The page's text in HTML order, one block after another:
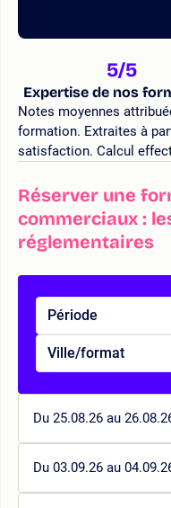
5/5
Expertise de nos
Notes moyennes
formation. Extraites à
satisfaction. Calcul
Réserver une
commerciaux :
réglementaires
Période
Ville/format
Du 25.08.26 au
Du 03.09.26 au